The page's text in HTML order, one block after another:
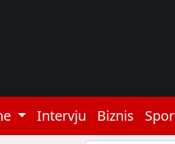
Intervju Biznis